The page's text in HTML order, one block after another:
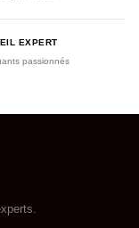
EXPERT
passionnés